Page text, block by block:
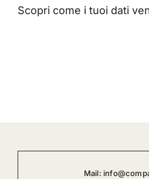
Scopri come i tuoi dati
Mail: